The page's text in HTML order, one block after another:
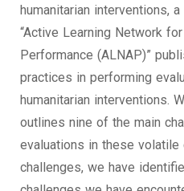
humanitarian interventions,
“Active Learning Network
Performance (ALNAP)”
practices in performing
humanitarian interventions.
outlines nine of the main
evaluations in these
challenges, we have